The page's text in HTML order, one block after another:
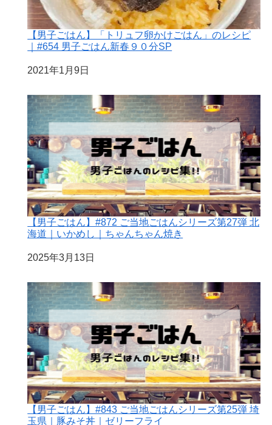
【男子ごはん】「トリュフ卵かけごはん」のレシピ
｜#654 男子ごはん新春９０分SP
日付
2021年1月9日
【男子ごはん】#872 ご当地ごはんシリーズ第27弾 北
海道｜いかめし｜ちゃんちゃん焼き
日付
2025年3月13日
【男子ごはん】#843 ご当地ごはんシリーズ第25弾 埼
玉県｜豚みそ丼｜ゼリーフライ